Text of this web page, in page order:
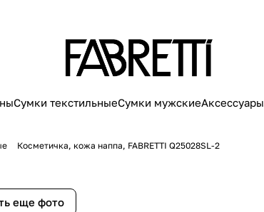
Сумки текстильныеСумки мужскиеАксессуары
Косметичка, кожа наппа, FABRETTI Q25028SL-2
еще фото